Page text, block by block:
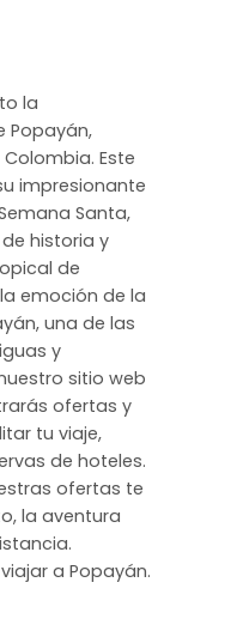
la
Popayán,
Este
impresionante
Santa,
historia y
de
emoción de la
una de las
y
sitio web
ofertas y
tu viaje,
de hoteles.
ofertas te
la aventura
a Popayán.